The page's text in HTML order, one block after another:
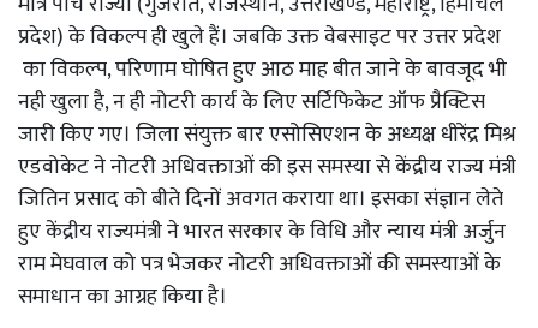
प्रदेश) के विकल्प ही खुले हैं। जबकि उक्त वेबसाइट पर उत्तर प्रदेश
का विकल्प, परिणाम घोषित हुए आठ माह बीत जाने के बावजूद भी
नही खुला है, न ही नोटरी कार्य के लिए सर्टिफिकेट ऑफ प्रैक्टिस
जारी किए गए। जिला संयुक्त बार एसोसिएशन के अध्यक्ष धीरेंद्र मिश्र
एडवोकेट ने नोटरी अधिवक्ताओं की इस समस्या से केंद्रीय राज्य मंत्री
जितिन प्रसाद को बीते दिनों अवगत कराया था। इसका संज्ञान लेते
हुए केंद्रीय राज्यमंत्री ने भारत सरकार के विधि और न्याय मंत्री अर्जुन
राम मेघवाल को पत्र भेजकर नोटरी अधिवक्ताओं की समस्याओं के
समाधान का आग्रह किया है।